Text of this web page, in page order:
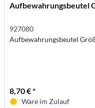
Aufbewahrungsbeutel
927080
Aufbewahrungsbeutel
8,70 € *
Ware im Zulauf